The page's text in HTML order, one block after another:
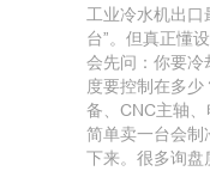
工业冷水机出口
台”。但真正懂
会先问：你要冷
度要控制在多
备、CNC主轴
简单卖一台会制
下来。很多询盘